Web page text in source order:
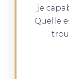
je
Quelle